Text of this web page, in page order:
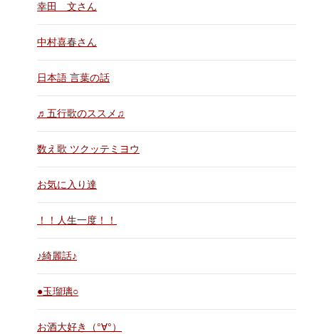
幸田 文さん
中村喜春さん
日本語 言葉の話
♬五行歌のススメ♫
数え歌 ツクッテミヨウ
お気に入り達
！！人生一度！！
♪綺麗話♪
●玉瑠璃○
お酒大好き（°∀°）